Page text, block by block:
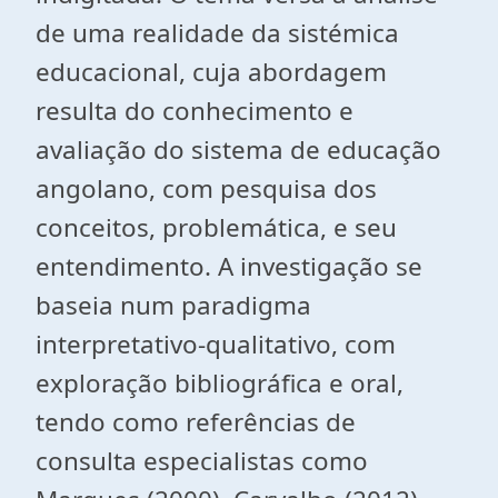
de uma realidade da sistémica
educacional, cuja abordagem
resulta do conhecimento e
avaliação do sistema de educação
angolano, com pesquisa dos
conceitos, problemática, e seu
entendimento. A investigação se
baseia num paradigma
interpretativo-qualitativo, com
exploração bibliográfica e oral,
tendo como referências de
consulta especialistas como